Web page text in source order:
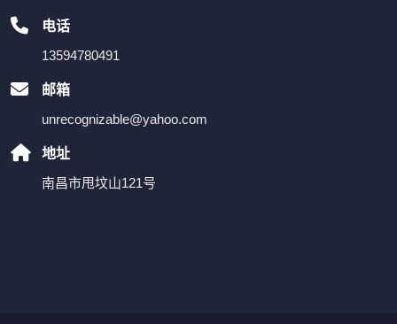
电话
13594780491
邮箱
unrecognizable@yahoo.com
地址
南昌市甩坟山121号